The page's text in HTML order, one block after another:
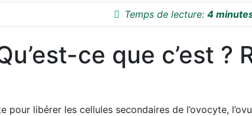
Temps de lecture: 4
ce que c’est
libérer les cellules secondaires de l’ovocyte,